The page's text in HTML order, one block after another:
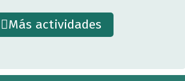
Más actividades